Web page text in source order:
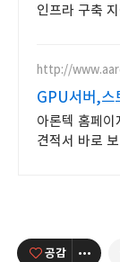
인프라 구축
http://
GPU서버,스
아론텍 홈페이
견적서 바로
공감